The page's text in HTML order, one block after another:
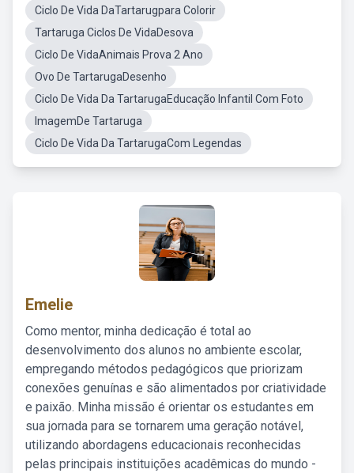
Ciclo De Vida DaTartarugpara Colorir
Tartaruga Ciclos De VidaDesova
Ciclo De VidaAnimais Prova 2 Ano
Ovo De TartarugaDesenho
Ciclo De Vida Da TartarugaEducação Infantil Com Foto
ImagemDe Tartaruga
Ciclo De Vida Da TartarugaCom Legendas
Emelie
Como mentor, minha dedicação é total ao
desenvolvimento dos alunos no ambiente escolar,
empregando métodos pedagógicos que priorizam
conexões genuínas e são alimentados por criatividade
e paixão. Minha missão é orientar os estudantes em
sua jornada para se tornarem uma geração notável,
utilizando abordagens educacionais reconhecidas
pelas principais instituições acadêmicas do mundo -